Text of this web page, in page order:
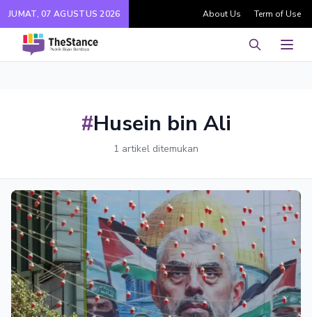
JUMAT, 07 AGUSTUS 2026 About Us Term of Use
Pencarian
#Husein bin Ali
1 artikel ditemukan